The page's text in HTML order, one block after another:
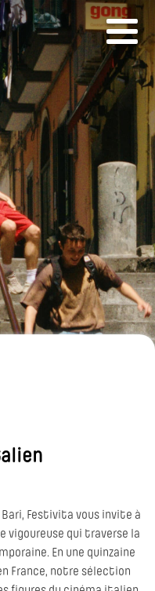
Bari, Festivita vous invite à
vigoureuse qui traverse la
En une quinzaine
France, notre sélection